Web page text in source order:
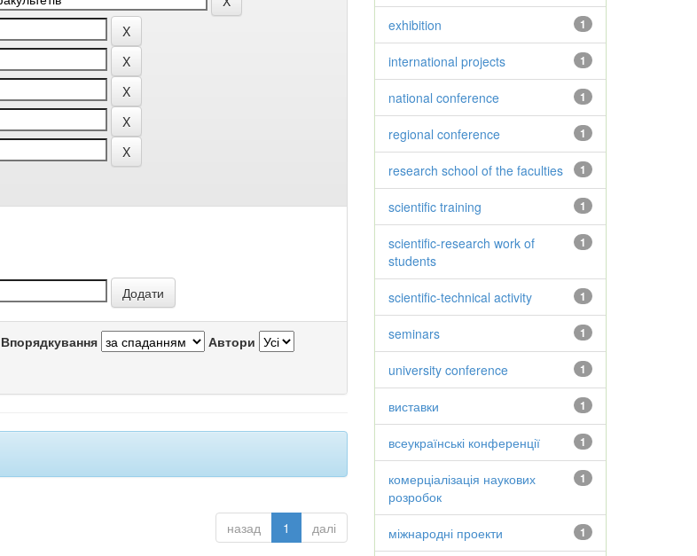
Впорядкування Автори
назад 1 далі
1
exhibition
1
international projects
1
national conference
1
regional conference
1
research school of the faculties
1
scientific training
1
scientific-research work of
students
1
scientific-technical activity
1
seminars
1
university conference
1
виставки
1
всеукраїнські конференції
1
комерціалізація наукових
розробок
1
міжнародні проекти